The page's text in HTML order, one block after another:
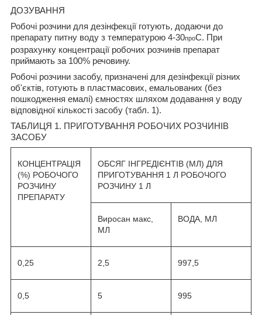
ДОЗУВАННЯ
Робочі розчини для дезінфекції готують, додаючи до
препарату питну воду з температурою 4-30проС. При
розрахунку концентрації робочих розчинів препарат
приймають за 100% речовину.
Робочі розчини засобу, призначені для дезінфекції різних
об'єктів, готують в пластмасових, емальованих (без
пошкодження емалі) ємностях шляхом додавання у воду
відповідної кількості засобу (табл. 1).
ТАБЛИЦЯ 1. ПРИГОТУВАННЯ РОБОЧИХ РОЗЧИНІВ
ЗАСОБУ
КОНЦЕНТРАЦІЯ
(%) РОБОЧОГО
РОЗЧИНУ
ПРЕПАРАТУ
ОБСЯГ ІНГРЕДІЄНТІВ (МЛ) ДЛЯ
ПРИГОТУВАННЯ 1 Л РОБОЧОГО
РОЗЧИНУ 1 Л
Виросан макс,
МЛ
ВОДА, МЛ
0,25 2,5 997,5
0,5 5 995